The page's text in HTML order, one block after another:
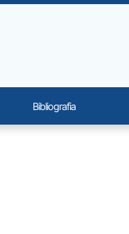
Bibliografia